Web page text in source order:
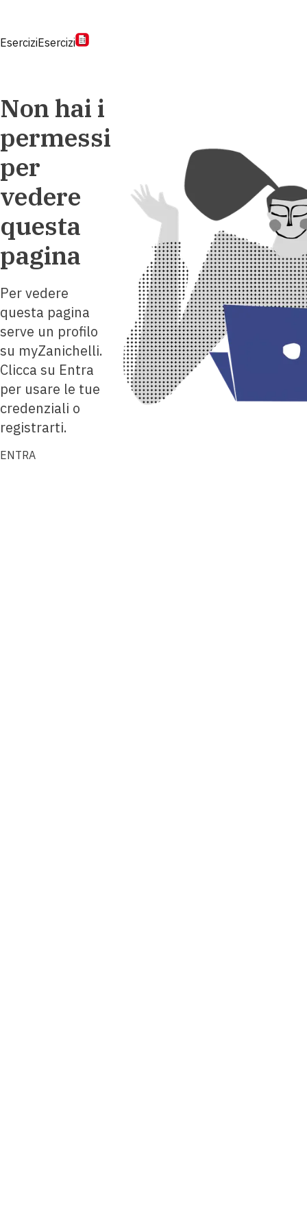
EserciziEsercizi
Non hai i
permessi
per
vedere
questa
pagina
Per vedere
questa pagina
serve un profilo
su myZanichelli.
Clicca su Entra
per usare le tue
credenziali o
registrarti.
ENTRA